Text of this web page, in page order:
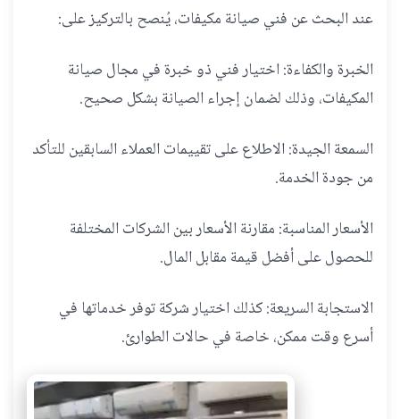
عند البحث عن فني صيانة مكيفات، يُنصح بالتركيز على:
الخبرة والكفاءة: اختيار فني ذو خبرة في مجال صيانة
المكيفات، وذلك لضمان إجراء الصيانة بشكل صحيح.
السمعة الجيدة: الاطلاع على تقييمات العملاء السابقين للتأكد
من جودة الخدمة.
الأسعار المناسبة: مقارنة الأسعار بين الشركات المختلفة
للحصول على أفضل قيمة مقابل المال.
الاستجابة السريعة: كذلك اختيار شركة توفر خدماتها في
أسرع وقت ممكن، خاصة في حالات الطوارئ.